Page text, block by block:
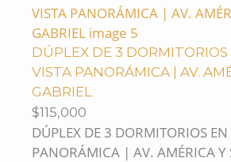
DÚPLEX DE 3 DORMITORIOS
VISTA PANORÁMICA | AV.
GABRIEL
$115,000
DÚPLEX DE 3 DORMITORIOS
PANORÁMICA | AV. AMÉRICA Y